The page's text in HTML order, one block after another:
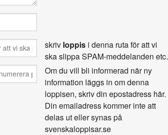
skriv loppisi denna ruta för att vi
ska slippa SPAM-meddelanden etc.
Om du vill bli informerad när ny
information läggs in om denna
loppisen, skriv din epostadress här.
Din emailadress kommer inte att
delas ut eller synas på
svenskaloppisar.se